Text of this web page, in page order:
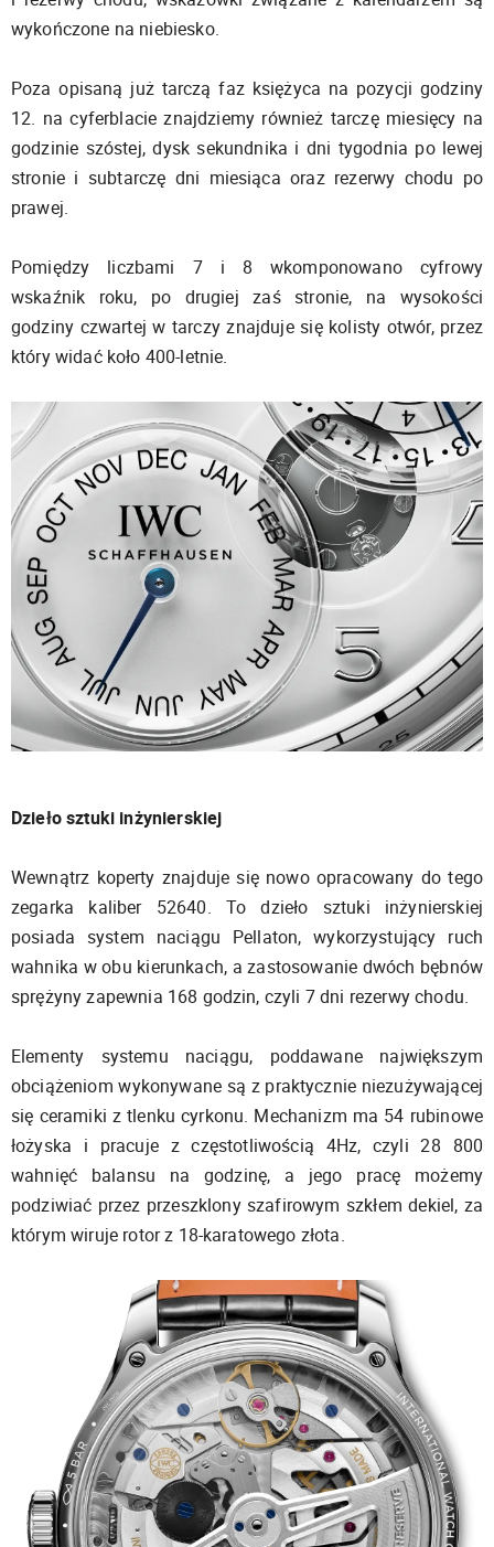
wykończone na niebiesko.
Poza opisaną już tarczą faz księżyca na pozycji godziny
12. na cyferblacie znajdziemy również tarczę miesięcy na
godzinie szóstej, dysk sekundnika i dni tygodnia po lewej
stronie i subtarczę dni miesiąca oraz rezerwy chodu po
prawej.
Pomiędzy liczbami 7 i 8 wkomponowano cyfrowy
wskaźnik roku, po drugiej zaś stronie, na wysokości
godziny czwartej w tarczy znajduje się kolisty otwór, przez
który widać koło 400-letnie.
Dzieło sztuki inżynierskiej
Wewnątrz koperty znajduje się nowo opracowany do tego
zegarka kaliber 52640. To dzieło sztuki inżynierskiej
posiada system naciągu Pellaton, wykorzystujący ruch
wahnika w obu kierunkach, a zastosowanie dwóch bębnów
sprężyny zapewnia 168 godzin, czyli 7 dni rezerwy chodu.
Elementy systemu naciągu, poddawane największym
obciążeniom wykonywane są z praktycznie niezużywającej
się ceramiki z tlenku cyrkonu. Mechanizm ma 54 rubinowe
łożyska i pracuje z częstotliwością 4Hz, czyli 28 800
wahnięć balansu na godzinę, a jego pracę możemy
podziwiać przez przeszklony szafirowym szkłem dekiel, za
którym wiruje rotor z 18-karatowego złota.